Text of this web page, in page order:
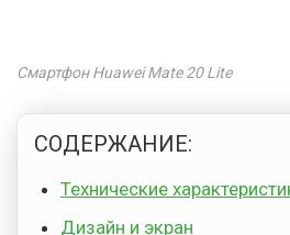
Смартфон Huawei Mate 20 Lite
СОДЕРЖАНИЕ:
Технические
Дизайн и экран